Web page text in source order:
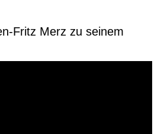
Fritz Merz zu seinem